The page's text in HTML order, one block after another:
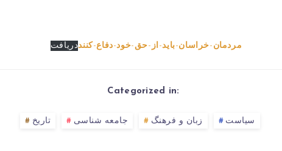
مردمان-خراسان-باید-از-حق-خود-دفاع-کننددریافت
Categorized in:
تاریخ جامعه شناسی زبان و فرهنگ سیاست